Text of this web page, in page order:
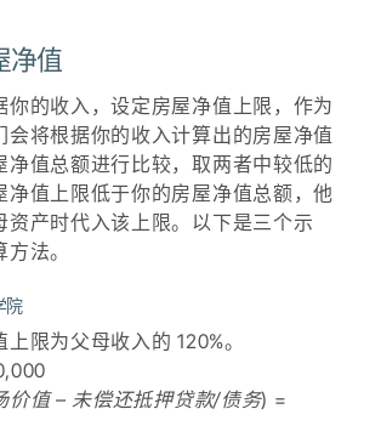
净值
你的收入，设定房屋净值上限，作为
会将根据你的收入计算出的房屋净值
净值总额进行比较，取两者中较低的
净值上限低于你的房屋净值总额，他
资产时代入该上限。以下是三个示
法。
院
限为父母收入的 120%。
价值 – 未偿还抵押贷款/债务) =